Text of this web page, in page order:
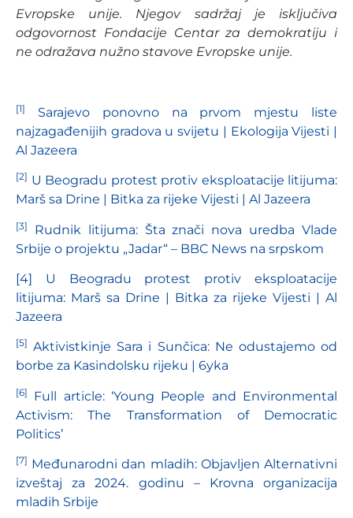
Evropske unije. Njegov sadržaj je isključiva
odgovornost Fondacije Centar za demokratiju i
ne odražava nužno stavove Evropske unije.
[1]
Sarajevo ponovno na prvom mjestu liste
najzagađenijih gradova u svijetu | Ekologija Vijesti |
Al Jazeera
[2] U Beogradu protest protiv eksploatacije litijuma:
Marš sa Drine | Bitka za rijeke Vijesti | Al Jazeera
[3]
Rudnik litijuma: Šta znači nova uredba Vlade
Srbije o projektu „Jadar“ – BBC News na srpskom
[4]
U Beogradu protest protiv eksploatacije
litijuma: Marš sa Drine | Bitka za rijeke Vijesti | Al
Jazeera
[5] Aktivistkinje Sara i Sunčica: Ne odustajemo od
borbe za Kasindolsku rijeku | 6yka
[6]
Full article: ‘Young People and Environmental
Activism: The Transformation of Democratic
Politics’
[7] Međunarodni dan mladih: Objavljen Alternativni
izveštaj za 2024. godinu – Krovna organizacija
mladih Srbije